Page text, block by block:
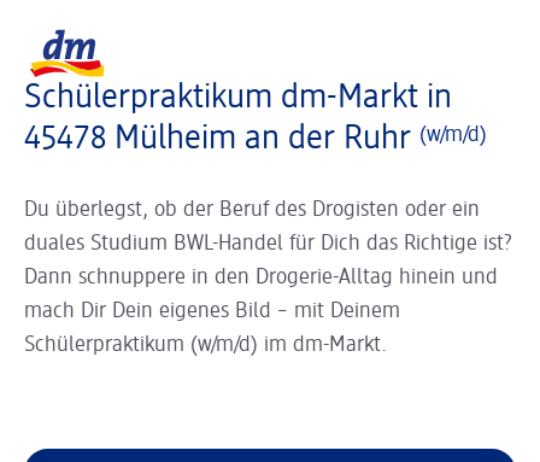
Schülerpraktikum dm-Markt in
45478 Mülheim an der Ruhr (w/m/d)
Du überlegst, ob der Beruf des Drogisten oder ein
duales Studium BWL-Handel für Dich das Richtige ist?
Dann schnuppere in den Drogerie-Alltag hinein und
mach Dir Dein eigenes Bild – mit Deinem
Schülerpraktikum (w/m/d) im dm-Markt.